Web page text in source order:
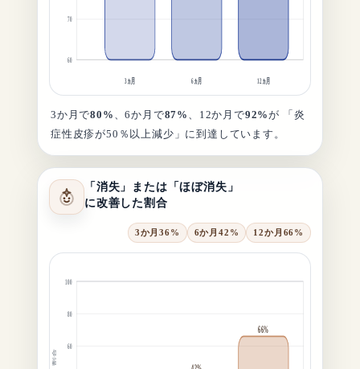
70
60
3ヵ月 6ヵ月 12ヵ月
3か月で80% 、6か月で87% 、12か月で92%が 「炎
症性皮疹が50％以上減少」に到達しています。
「消失」または「ほぼ消失」
に改善した割合
3か月36% 6か月 42% 12か月 66%
100
80
60
割合
66%